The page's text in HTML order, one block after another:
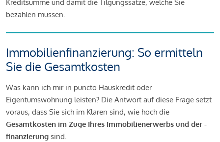
Kreditsumme und damit die Tilgungssätze, welche Sie
bezahlen müssen.
Immobilienfinanzierung: So ermitteln
Sie die Gesamtkosten
Was kann ich mir in puncto Hauskredit oder
Eigentumswohnung leisten? Die Antwort auf diese Frage setzt
voraus, dass Sie sich im Klaren sind, wie hoch die
Gesamtkosten im Zuge Ihres Immobilienerwerbs und der -
finanzierung sind.